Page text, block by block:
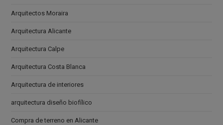
Arquitectos Moraira
Arquitectura Alicante
Arquitectura Calpe
Arquitectura Costa Blanca
Arquitectura de interiores
arquitectura diseño biofílico
Compra de terreno en Alicante